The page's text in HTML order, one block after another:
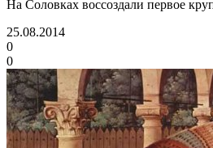
На Соловках воссоздали первое
25.08.2014
0
0